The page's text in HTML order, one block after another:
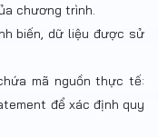
chương trình.
biến, dữ liệu được sử
chứa mã nguồn thực tế:
để xác định quy